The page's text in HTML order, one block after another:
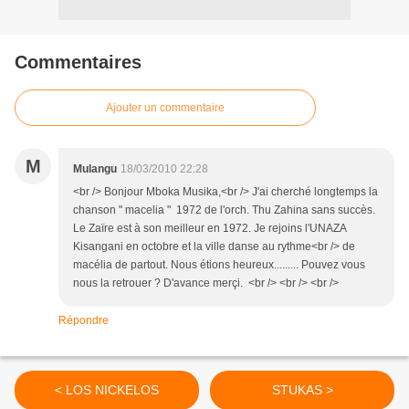
Commentaires
Ajouter un commentaire
M Mulangu 18/03/2010 22:28
<br /> Bonjour Mboka Musika,<br /> J'ai cherché longtemps la
chanson " macelia " 1972 de l'orch. Thu Zahina sans succès.
Le Zaïre est à son meilleur en 1972. Je rejoins l'UNAZA
Kisangani en octobre et la ville danse au rythme<br /> de
macélia de partout. Nous étions heureux......... Pouvez vous
nous la retrouer ? D'avance merçi. <br /> <br /> <br />
Répondre
< LOS NICKELOS STUKAS >